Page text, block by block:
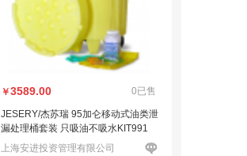
￥3589.00 0已售
JESERY/杰苏瑞 95加仑移动式油类泄
漏处理桶套装 只吸油不吸水KIT991
上海安进投资管理有限公司